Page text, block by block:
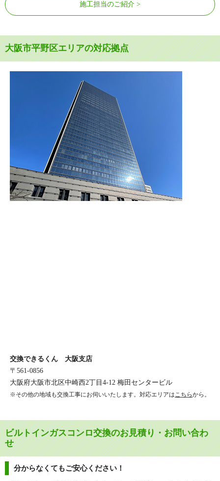
施工担当のご紹介
大阪市平野区エリアの対応拠点
交換できるくん 大阪支店
〒561-0856
大阪府大阪市北区中崎西2丁目4-12 梅田センタービル
※その他の地域も交換工事にお伺いいたします。対応エリアはこちらから。
ビルトインガスコンロ交換のお見積り・お問い合わ
せ
分からなくてもご安心ください！